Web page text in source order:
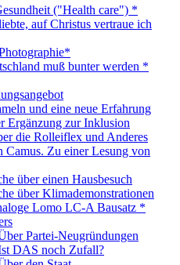
("Health care") *
auf Christus vertraue ich
muß bunter werden *
und eine neue Erfahrung
Ergänzung zur Inklusion
die Rolleiflex und Anderes
Zu einer Lesung von
über einen Hausbesuch
über Klimademonstrationen
Lomo LC-A Bausatz *
Partei-Neugründungen
DAS noch Zufall?